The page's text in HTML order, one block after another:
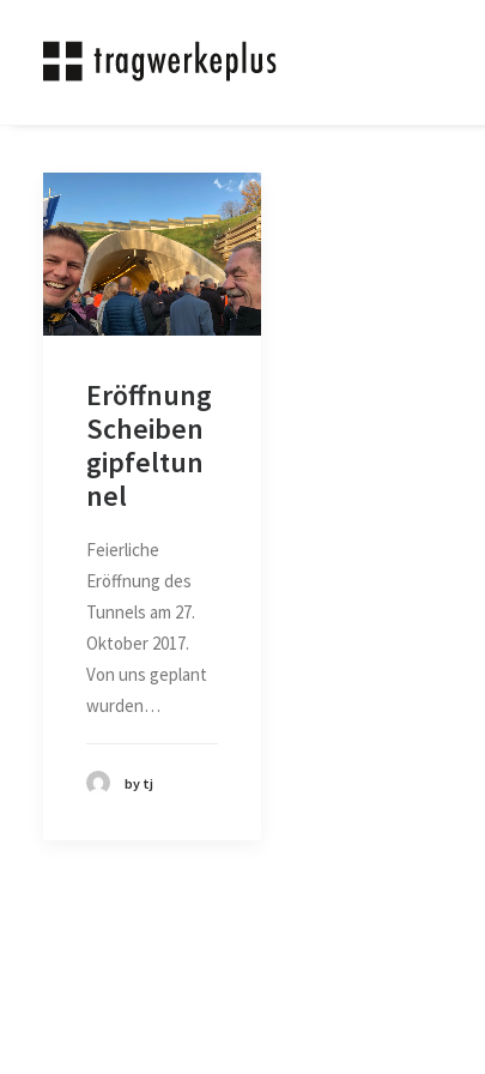
Eröffnung
Scheiben
gipfeltun
nel
Feierliche
Eröffnung des
Tunnels am 27.
Oktober 2017.
Von uns geplant
wurden…
by tj